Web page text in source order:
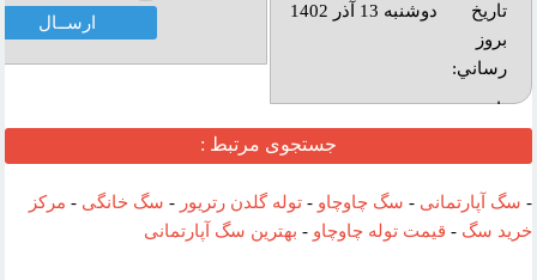
تاريخ
بروز
رساني:
دوشنبه 13 آذر 1402
بازديد:
آدرس
وب :‌
جستجوی مرتبط :
- سگ آپارتمانی - سگ چاوچاو -توله گلدن رتریور - سگ خانگی - مرکز
خرید سگ - قیمت توله چاوچاو - بهترین سگ آپارتمانی